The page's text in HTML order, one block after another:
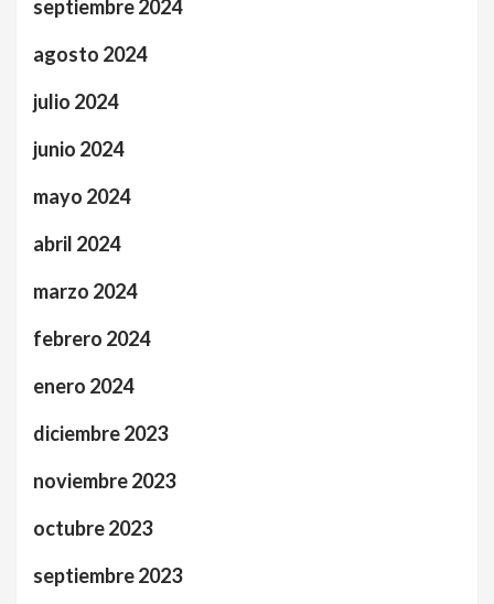
septiembre 2024
agosto 2024
julio 2024
junio 2024
mayo 2024
abril 2024
marzo 2024
febrero 2024
enero 2024
diciembre 2023
noviembre 2023
octubre 2023
septiembre 2023